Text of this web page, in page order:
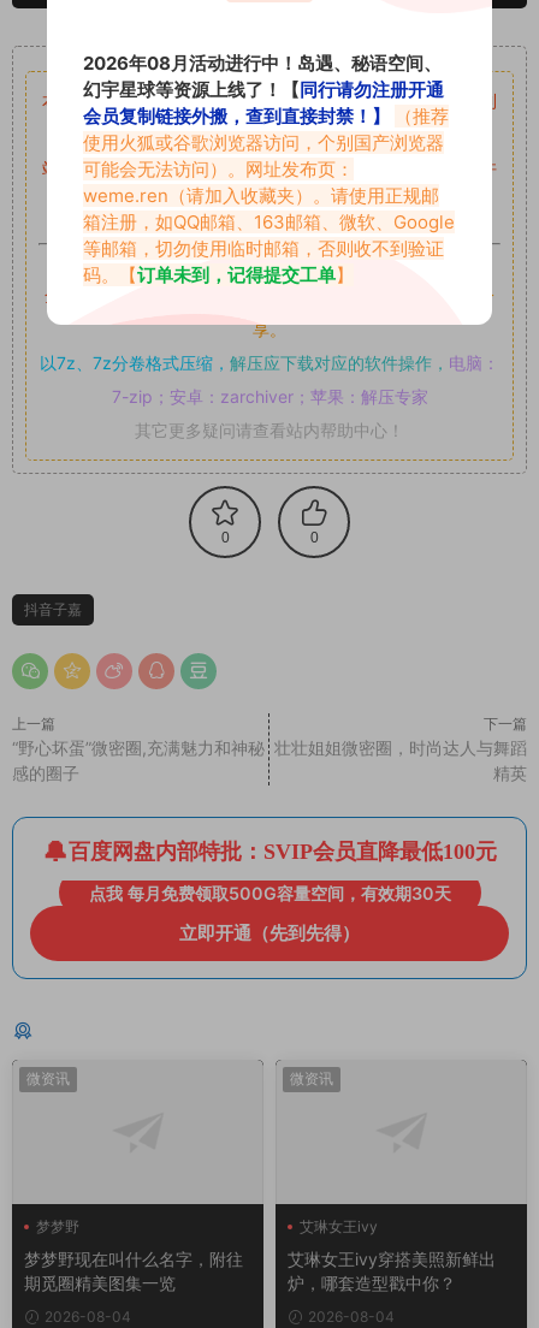
本站资源均来自网络分享，如有侵犯你的权益请私信留言
收到
留言后，我们会第一时间进行审核后删除。
站内资源为网友个人学习或测试研究使用，未经原版权作者许
可,禁止用于任何商业途径！请在下载24小时内删除！
如果遇到付费才可获取的素材，建议升级 对应的VIP。
全站付费素材可提供补档服务
素材以主流网盘分
享。
以7z、7z分卷格式压缩， 解压应下载对应的软件操作， 电脑：
7-zip；安卓：zarchiver；苹果：解压专家
其它更多疑问请查看站内帮助中心！
0 0
抖音子嘉
上一篇
“野心坏蛋”微密圈,充满魅力和神秘
感的圈子
下一篇
壮壮姐姐微密圈，时尚达人与舞蹈
精英
百度网盘内部特批：SVIP会员直降最低100元
点我 每月免费领取500G容量空间，有效期30天
立即开通（先到先得）
微资讯
梦梦野
梦梦野现在叫什么名字，附往
期觅圈精美图集一览
2026-08-04
微资讯
艾琳女王ivy
艾琳女王ivy穿搭美照新鲜出
炉，哪套造型戳中你？
2026-08-04
2026年08月活动进行中！岛遇、秘语空间、
幻宇星球等资源上线了！【同行请勿注册开通
会员复制链接外搬，查到直接封禁！】
（推荐
使用火狐或谷歌浏览器访问，个别国产浏览器
可能会无法访问）。网址发布页：
weme.ren （请加入收藏夹）。请使用正规邮
箱注册，如QQ邮箱、163邮箱、微软、Google
等邮箱，切勿使用临时邮箱，否则收不到验证
码。【订单未到，记得提交工单】